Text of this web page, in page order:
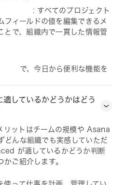
: すべてのプロジェクト
フィールドの値を編集できるメ
とで、組織内で一貫した情報管
で、今日から便利な機能を
しているかどうかはどう
ットはチームの規模や Asana
どんな組織でも実感していただ
が適しているかどうか判断
かご紹介します。